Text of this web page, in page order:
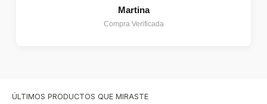
Martina
Compra Verificada
ÚLTIMOS PRODUCTOS QUE MIRASTE